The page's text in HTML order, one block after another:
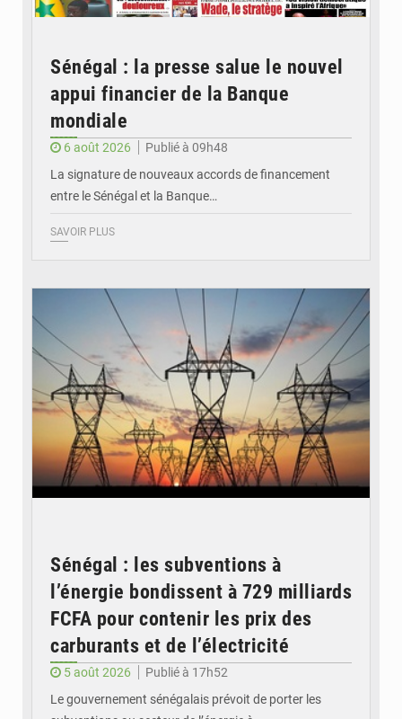
Sénégal : la presse salue le nouvel
appui financier de la Banque
mondiale
6 août 2026
Publié à 09h48
La signature de nouveaux accords de financement
entre le Sénégal et la Banque…
SAVOIR PLUS
Sénégal : les subventions à
l’énergie bondissent à 729 milliards
FCFA pour contenir les prix des
carburants et de l’électricité
5 août 2026
Publié à 17h52
Le gouvernement sénégalais prévoit de porter les